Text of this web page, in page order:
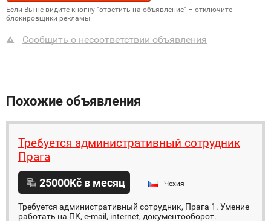
Если Вы не видите кнопку "ответить на объявление" – отключите
блокировщики рекламы
Сообщить о несоответствии объявления
Похожие объявления
Требуется административный сотрудник
Прага
25000Kč в месяц Чехия
Требуется административный сотрудник, Прага 1. Умение
работать на ПК, e-mail, internet, документооборот.